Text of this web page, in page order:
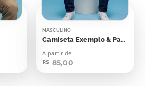
MASCULINO
Camiseta Exemplo & Parceiro & Amigo & Pai
A partir de:
R$ 85,00